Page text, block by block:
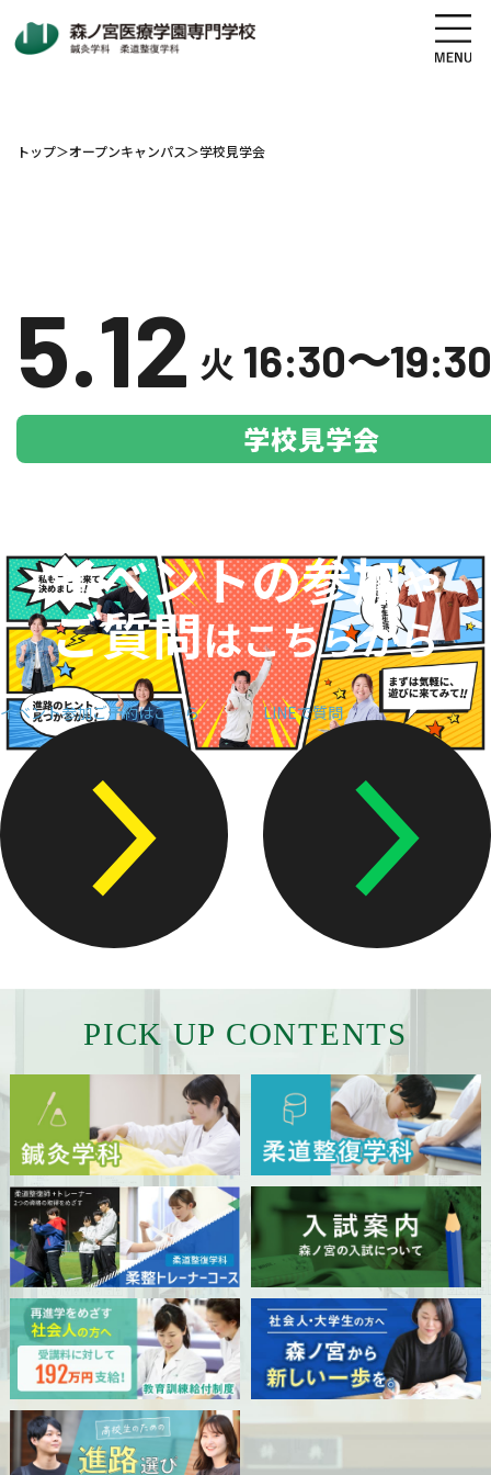
学科・コース紹介
オープンキャンパス
活躍できるフィールド
キャンパスライフ
資格・就職
その他の情報
在校生ページ
卒業生の方へ
採用ご担当者様へ
サイトポリシー プライバシーポリシー
トップ＞オープンキャンパス＞学校見学会
5.12 火 16:30〜19:30
学校見学会
イベントの参加や
ご質問はこちらから
イベント参加ご予約はこちら LINEで質問
PICK UP CONTENTS